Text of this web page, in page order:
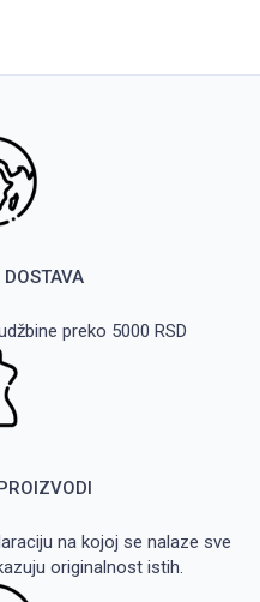
preko 5000 RSD
na kojoj se nalaze sve
originalnost istih.